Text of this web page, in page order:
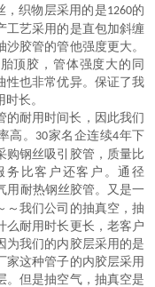
，织物层采用的是1260的
工艺采用的是直包加斜缠
胶管的管他强度更大。
顶胶，管体强度大的同
性也非常优异。保证了我
时长。
的耐用时间长，因此我们
高。 30家名企连续4年下
购钢丝吸引胶管 ，质量比
务比客户还客户。通径
用耐热钢丝胶管。又是一
～我们公司的抽真空，抽
么耐用时长更长，老客户
为我们的内胶层采用的是
家这种管子的内胶层采用
。但是抽空气，抽真空是